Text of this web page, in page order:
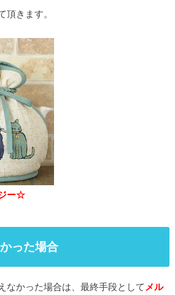
頂きます。
ー☆
った場合
なかった場合は、最終手段として メル